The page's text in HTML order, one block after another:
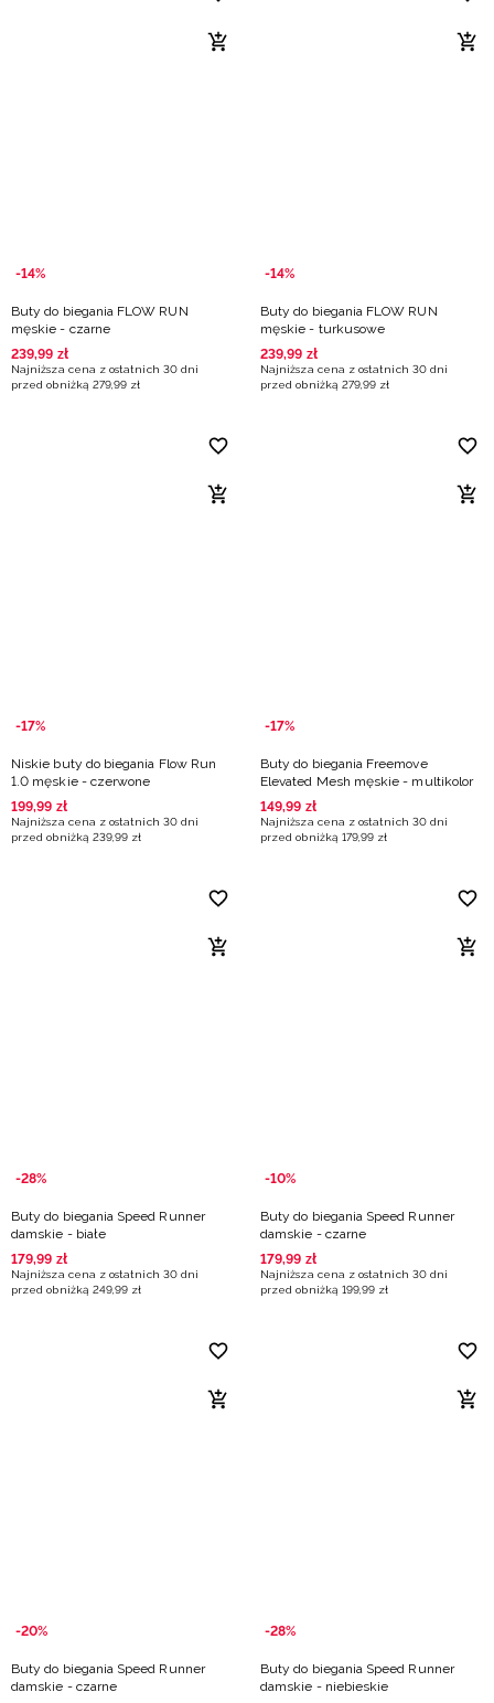
-14%
Buty do biegania FLOW RUN
męskie - czarne
239,99 zł
Najniższa cena z ostatnich 30 dni
przed obniżką 279,99 zł
-14%
Buty do biegania FLOW RUN
męskie - turkusowe
239,99 zł
Najniższa cena z ostatnich 30 dni
przed obniżką 279,99 zł
-17%
Niskie buty do biegania Flow Run
1.0 męskie - czerwone
199,99 zł
Najniższa cena z ostatnich 30 dni
przed obniżką 239,99 zł
-17%
Buty do biegania Freemove
Elevated Mesh męskie - multikolor
149,99 zł
Najniższa cena z ostatnich 30 dni
przed obniżką 179,99 zł
-28%
Buty do biegania Speed Runner
damskie - białe
179,99 zł
Najniższa cena z ostatnich 30 dni
przed obniżką 249,99 zł
-10%
Buty do biegania Speed Runner
damskie - czarne
179,99 zł
Najniższa cena z ostatnich 30 dni
przed obniżką 199,99 zł
-20%
Buty do biegania Speed Runner
damskie - czarne
-28%
Buty do biegania Speed Runner
damskie - niebieskie